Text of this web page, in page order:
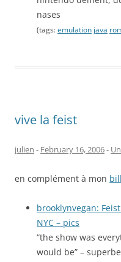
nases
(tags: emulation java
vive la feist
julien - February 16, 2006-
en complément à mon
brooklynvegan:
NYC – pics
“the show was
would be” –